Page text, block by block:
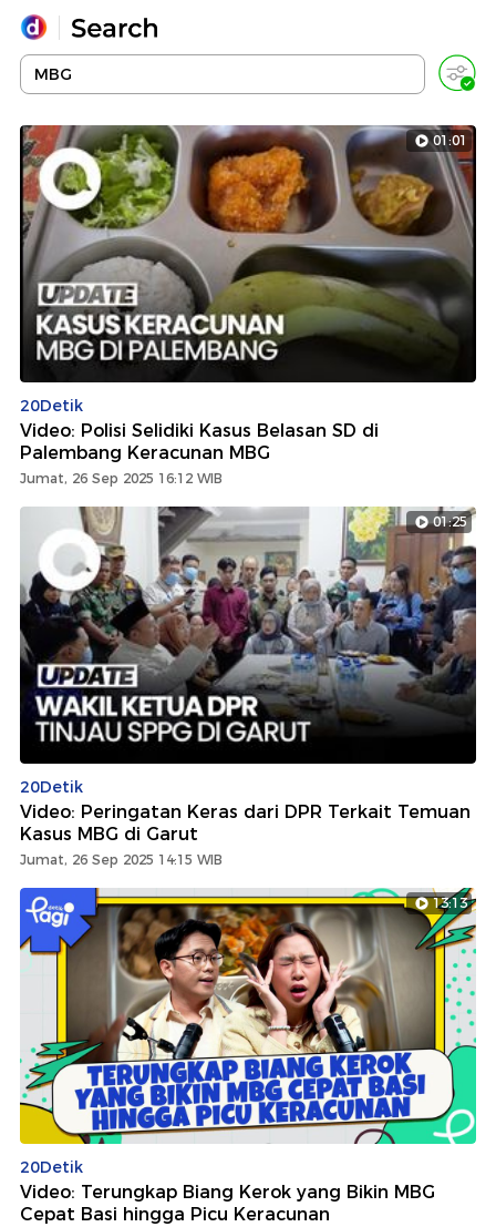
Yang sedang ramai dicari
Loading...
Promoted
Terakhir yang dicari
01:01
20Detik
Video: Polisi Selidiki Kasus Belasan SD di
Palembang Keracunan MBG
Jumat, 26 Sep 2025 16:12 WIB
01:25
20Detik
Video: Peringatan Keras dari DPR Terkait Temuan
Kasus MBG di Garut
Jumat, 26 Sep 2025 14:15 WIB
13:13
20Detik
Video: Terungkap Biang Kerok yang Bikin MBG
Cepat Basi hingga Picu Keracunan